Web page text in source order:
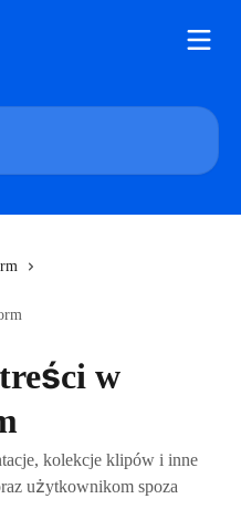
w
kolekcje klipów i inne
użytkownikom spoza